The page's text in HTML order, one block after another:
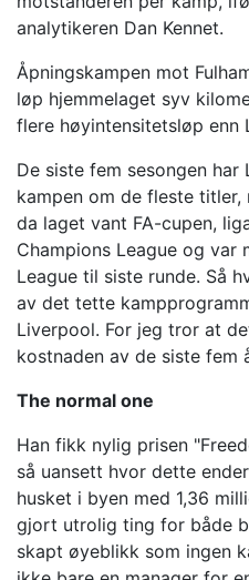
analytikeren Dan Kennet.
Åpningskampen mot
løp hjemmelaget syv
flere høyintensitetsløp enn
De siste fem sesongen
kampen om de fleste
da laget vant FA-cupen,
Champions League og var
League til siste runde. Så
av det tette
Liverpool. For jeg tror at
kostnaden av de siste fem
The normal one
Han fikk nylig prisen
så uansett hvor dette
husket i byen med 1,36
gjort utrolig ting for både
skapt øyeblikk som ingen